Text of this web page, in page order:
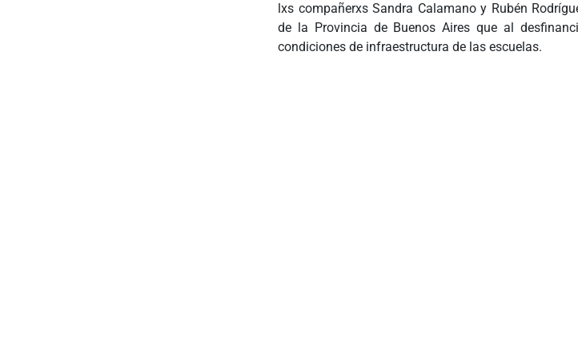
lxs compañerxs Sandra Calamano y Rubén
de la Provincia de Buenos Aires que al
condiciones de infraestructura de las escuelas.